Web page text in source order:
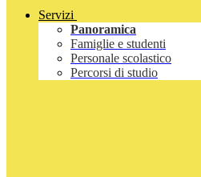
Servizi
Panoramica
Famiglie e studenti
Personale scolastico
Percorsi di studio